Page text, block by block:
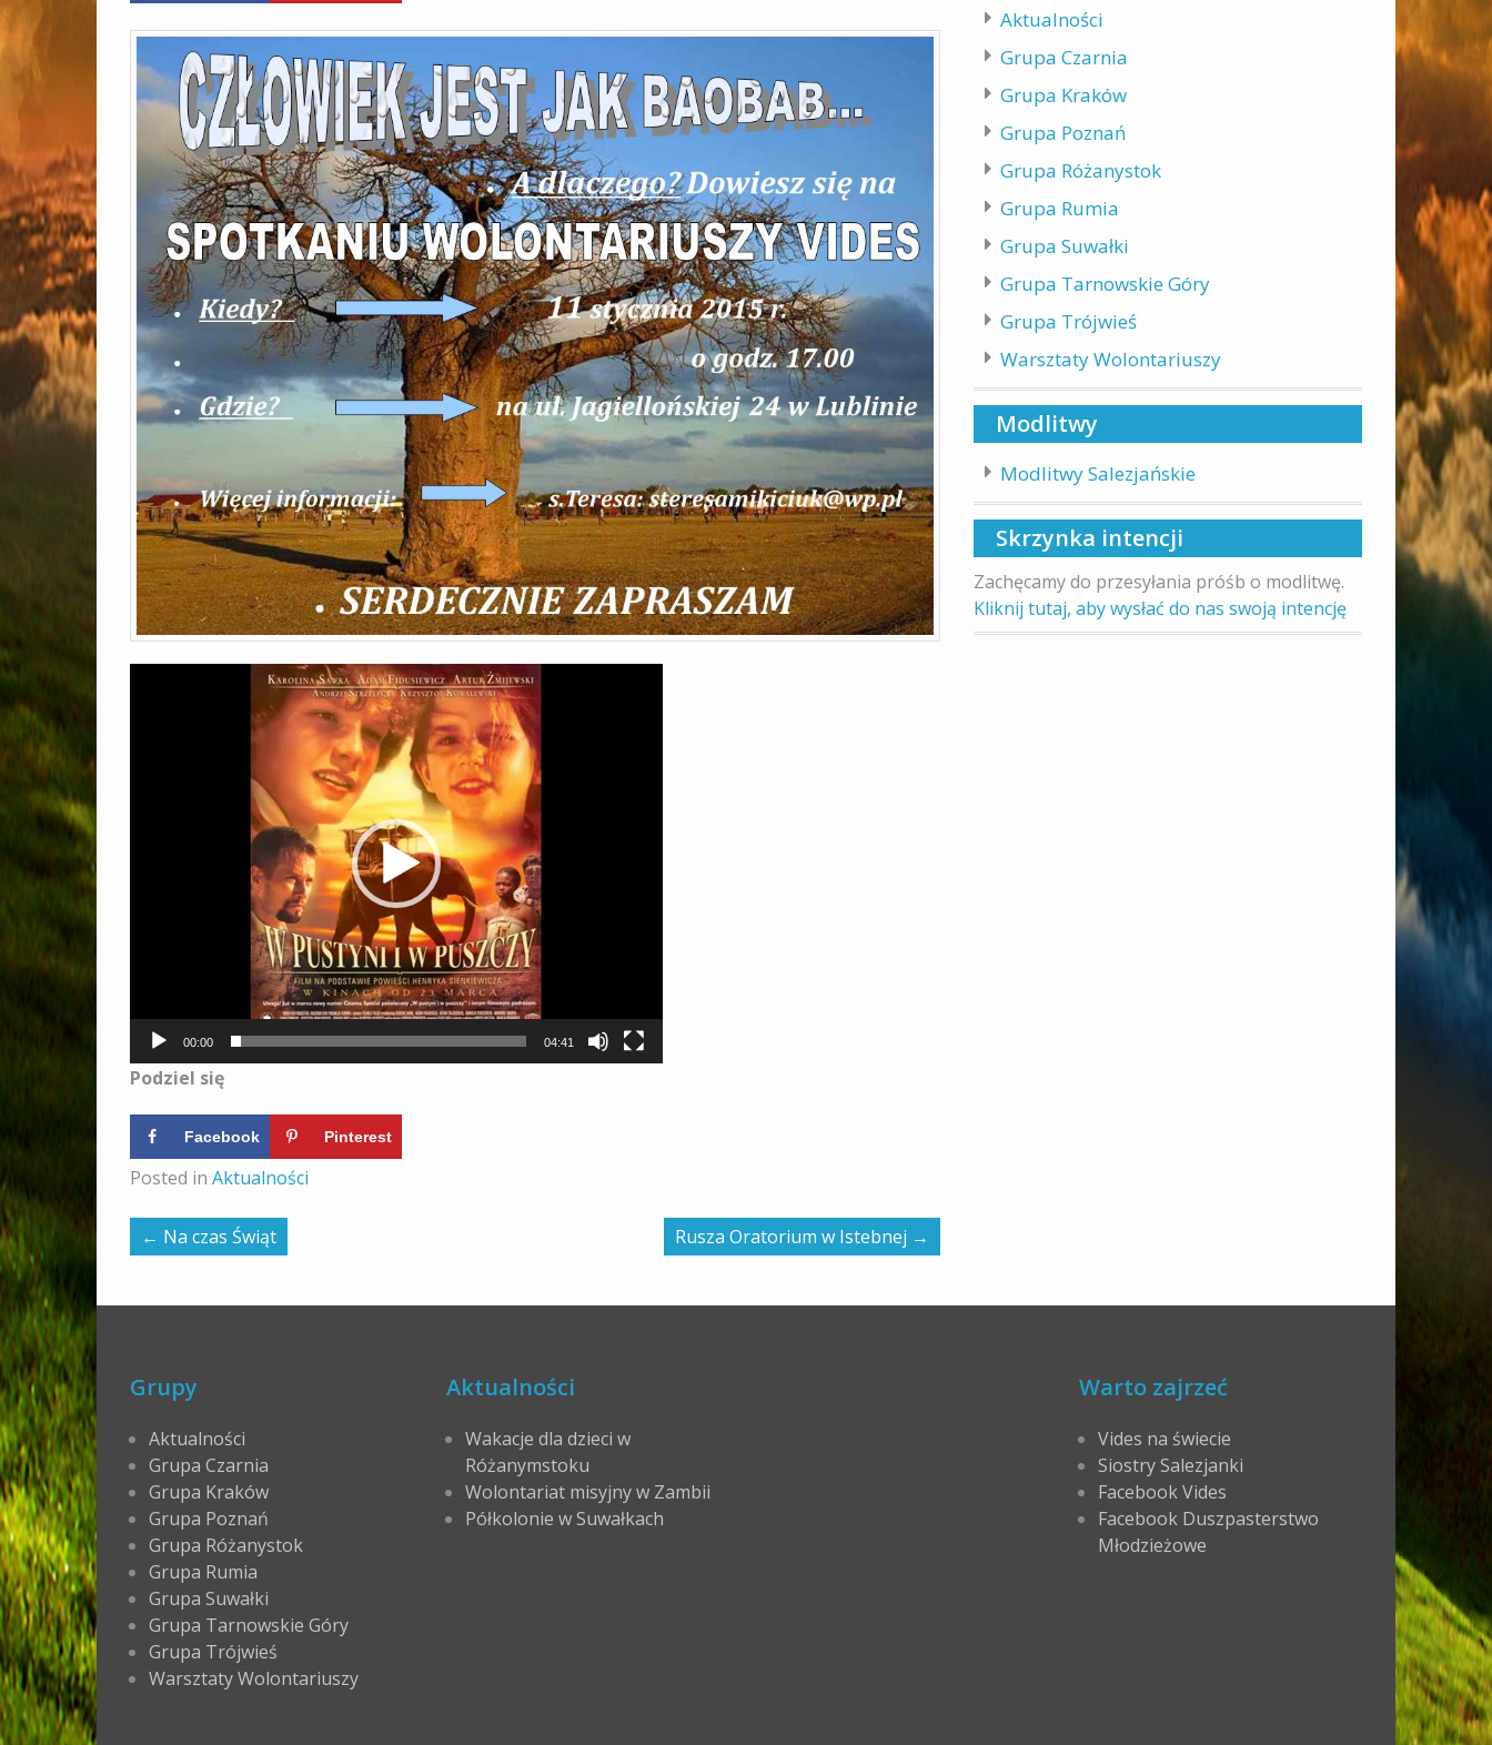
00:00 04:41
Podziel się
Facebook Pinterest
Posted in Aktualności
← Na czas Świąt Rusza Oratorium w Istebnej →
Aktualności
Grupa Czarnia
Grupa Kraków
Grupa Poznań
Grupa Różanystok
Grupa Rumia
Grupa Suwałki
Grupa Tarnowskie Góry
Grupa Trójwieś
Warsztaty Wolontariuszy
Modlitwy
Modlitwy Salezjańskie
Skrzynka intencji
Zachęcamy do przesyłania próśb o modlitwę.
Kliknij tutaj, aby wysłać do nas swoją intencję
Grupy
Aktualności
Grupa Czarnia
Grupa Kraków
Grupa Poznań
Grupa Różanystok
Grupa Rumia
Grupa Suwałki
Grupa Tarnowskie Góry
Grupa Trójwieś
Warsztaty Wolontariuszy
Aktualności
Wakacje dla dzieci w
Różanymstoku
Wolontariat misyjny w Zambii
Półkolonie w Suwałkach
Warto zajrzeć
Vides na świecie
Siostry Salezjanki
Facebook Vides
Facebook Duszpasterstwo
Młodzieżowe